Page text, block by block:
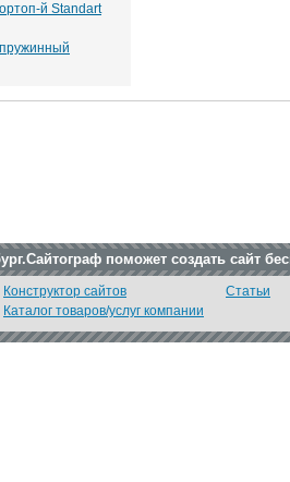
й Standart
поможет создать сайт
Конструктор сайтов
Каталог товаров/услуг компании
Статьи